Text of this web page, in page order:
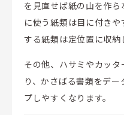
を見直せば紙の山を作
に使う紙類は目に付き
する紙類は定位置に収納
その他、ハサミやカッ
り、かさばる書類をデ
プしやすくなります。